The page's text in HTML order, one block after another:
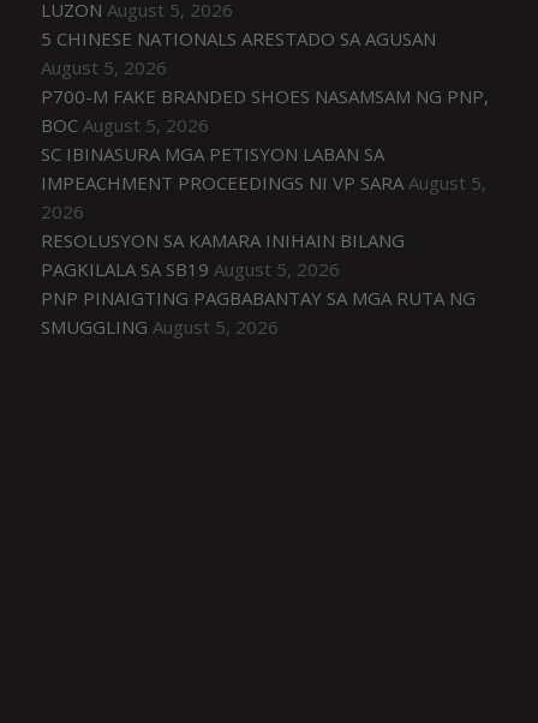
LUZON August 5, 2026
5 CHINESE NATIONALS ARESTADO SA AGUSAN
August 5, 2026
P700-M FAKE BRANDED SHOES NASAMSAM NG PNP,
BOC August 5, 2026
SC IBINASURA MGA PETISYON LABAN SA
IMPEACHMENT PROCEEDINGS NI VP SARA August 5,
2026
RESOLUSYON SA KAMARA INIHAIN BILANG
PAGKILALA SA SB19 August 5, 2026
PNP PINAIGTING PAGBABANTAY SA MGA RUTA NG
SMUGGLING August 5, 2026